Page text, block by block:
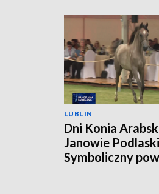
LUBLIN
Dni Konia
Janowie
Symboliczny